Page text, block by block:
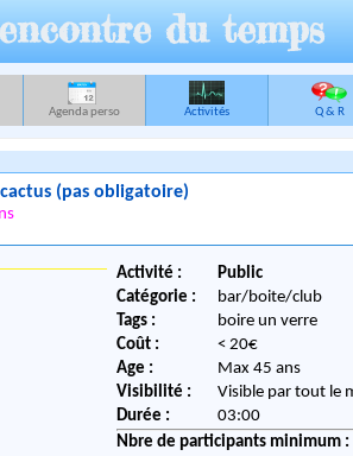
du temps
Agenda perso Activités Q & R
(pas obligatoire)
Activité :
Public
Catégorie :
bar/boite/club
Tags :
boire un verre
Coût :
< 20€
Age :
Max 45 ans
Visibilité :
Visible par tout le
Durée :
03:00
Nbre de participants minimum :